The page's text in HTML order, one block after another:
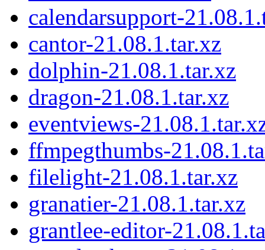
calendarsupport-
cantor-21.08.1.tar.xz
dolphin-21.08.1.tar.xz
dragon-21.08.1.tar.xz
eventviews-
ffmpegthumbs-
filelight-21.08.1.tar.xz
granatier-21.08.1.tar.xz
grantlee-editor-